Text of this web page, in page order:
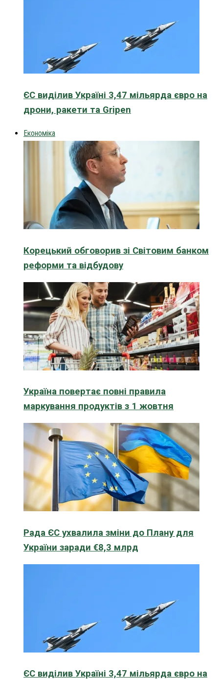
ЄС виділив Україні 3,47 мільярда євро на
дрони, ракети та Gripen
Економіка
Корецький обговорив зі Світовим банком
реформи та відбудову
Україна повертає повні правила
маркування продуктів з 1 жовтня
Рада ЄС ухвалила зміни до Плану для
України заради €8,3 млрд
ЄС виділив Україні 3,47 мільярда євро на